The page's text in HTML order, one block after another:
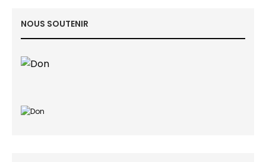
NOUS SOUTENIR